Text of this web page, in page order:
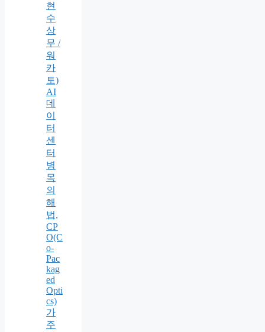
현
수
상
무 /
워
카
토)
AI
데
이
터
센
터
병
목
의
해
법,
CP
O(C
o-
Pac
kag
ed
Opti
cs)
가
주